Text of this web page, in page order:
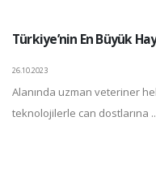
Türkiye’nin En Büyük
26.10.2023
Alanında uzman veteriner
teknolojilerle can dostlarına